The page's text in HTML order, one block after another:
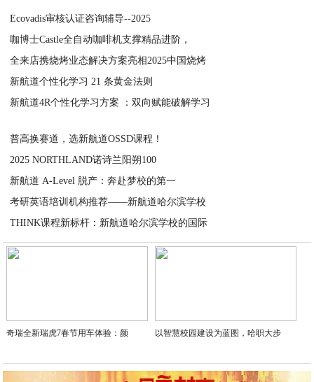
Ecovadis审核认证咨询辅导--2025
咖博士Castle全自动咖啡机支撑精品进阶，
全来店携烧烤业态解决方案亮相2025中国烧烤
新航道个性化学习 21 条黄金法则
新航道4R个性化学习方案 ：双向赋能破解学习
普高换赛道，选新航道OSSD课程！
2025 NORTHLAND诺诗兰阳朔100
新航道 A-Level 脱产：奔赴梦校的第一
考研英语培训机构推荐——新航道哈尔滨学校
THINK课程新标杆：新航道哈尔滨学校的国际
2025-10-22
奇瑞全新瑞虎7春节用车体验：颜 以智慧校园建设为蓝图，哈职大步